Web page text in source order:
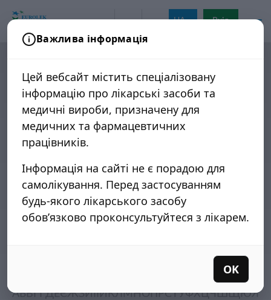
UA Вхід
Проктологія
ДЕТАЛЬНІШЕ
АБВГҐДЕЄЖЗИІЇЙКЛМНОПРСТУФХЦЧШЩЮЯ
Важлива інформація
Цей вебсайт містить спеціалізовану
інформацію про лікарські засоби та
медичні вироби, призначену для
медичних та фармацевтичних
працівників.
Інформація на сайті не є порадою для
самолікування. Перед застосуванням
будь-якого лікарського засобу
обов’язково проконсультуйтеся з лікарем.
OK